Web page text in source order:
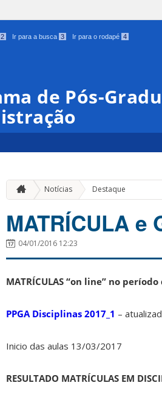
2 Ir para a busca 3 Ir para o rodapé 4
de Pós-
Notícias Destaque
MATRÍCULA e
04/01/2016 12:23
MATRÍCULAS “on line” no
PPGA Disciplinas 2017_1 –
Inicio das aulas 13/03/2017
RESULTADO MATRÍCULAS EM